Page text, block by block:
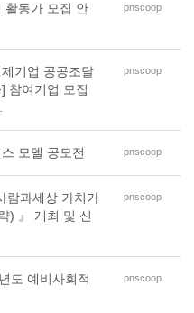
활동가 모집 안
pnscoop
기업 공공조달
참여기업 모집
pnscoop
모델 공모전 pnscoop
람과세상 가치가
) 』 개최 및 신
pnscoop
도 예비사회적
pnscoop